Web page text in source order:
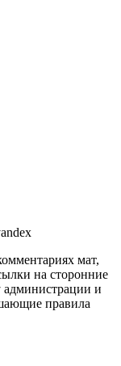
мат,
на сторонние
администрации и
правила